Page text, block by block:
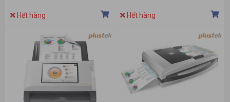
Hết hàng Hết hàng